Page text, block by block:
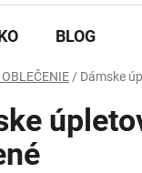
BLOG
/ Dámske